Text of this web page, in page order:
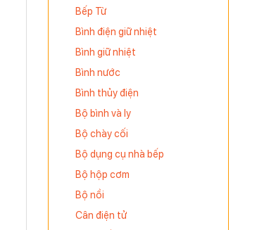
Bếp Từ
Bình điện giữ nhiệt
Bình giữ nhiệt
Bình nước
Bình thủy điện
Bộ bình và ly
Bộ chày cối
Bộ dụng cụ nhà bếp
Bộ hộp cơm
Bộ nồi
Cân điện tử